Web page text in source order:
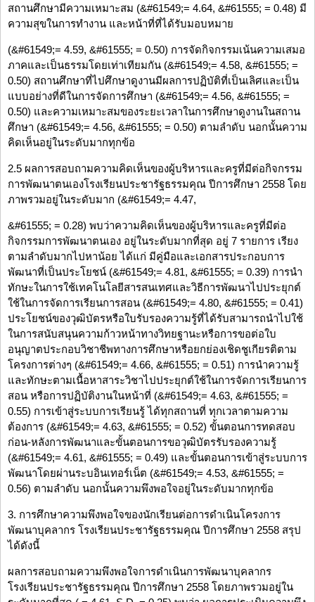
สถานศึกษามีความเหมาะสม (&#61549;= 4.64, &#61555; = 0.48) มี
ความสุขในการทำงาน และหน้าที่ที่ได้รับมอบหมาย
(&#61549;= 4.59, &#61555; = 0.50) การจัดกิจกรรมเน้นความเสมอ
ภาคและเป็นธรรมโดยเท่าเทียมกัน (&#61549;= 4.58, &#61555; =
0.50) สถานศึกษาที่ไปศึกษาดูงานมีผลการปฏิบัติที่เป็นเลิศและเป็น
แบบอย่างที่ดีในการจัดการศึกษา (&#61549;= 4.56, &#61555; =
0.50) และความเหมาะสมของระยะเวลาในการศึกษาดูงานในสถาน
ศึกษา (&#61549;= 4.56, &#61555; = 0.50) ตามลำดับ นอกนั้นความ
คิดเห็นอยู่ในระดับมากทุกข้อ
2.5 ผลการสอบถามความคิดเห็นของผู้บริหารและครูที่มีต่อกิจกรรม
การพัฒนาตนเองโรงเรียนประชารัฐธรรมคุณ ปีการศึกษา 2558 โดย
ภาพรวมอยู่ในระดับมาก (&#61549;= 4.47,
&#61555; = 0.28) พบว่าความคิดเห็นของผู้บริหารและครูที่มีต่อ
กิจกรรมการพัฒนาตนเอง อยู่ในระดับมากที่สุด อยู่ 7 รายการ เรียง
ตามลำดับมากไปหาน้อย ได้แก่ มีคู่มือและเอกสารประกอบการ
พัฒนาที่เป็นประโยชน์ (&#61549;= 4.81, &#61555; = 0.39) การนำ
ทักษะในการใช้เทคโนโลยีสารสนเทศและวิธีการพัฒนาไปประยุกต์
ใช้ในการจัดการเรียนการสอน (&#61549;= 4.80, &#61555; = 0.41)
ประโยชน์ของวุฒิบัตรหรือใบรับรองความรู้ที่ได้รับสามารถนำไปใช้
ในการสนับสนุนความก้าวหน้าทางวิทยฐานะหรือการขอต่อใบ
อนุญาตประกอบวิชาชีพทางการศึกษาหรือยกย่องเชิดชูเกียรติตาม
โครงการต่างๆ (&#61549;= 4.66, &#61555; = 0.51) การนำความรู้
และทักษะตามเนื้อหาสาระวิชาไปประยุกต์ใช้ในการจัดการเรียนการ
สอน หรือการปฏิบัติงานในหน้าที่ (&#61549;= 4.63, &#61555; =
0.55) การเข้าสู่ระบบการเรียนรู้ ได้ทุกสถานที่ ทุกเวลาตามความ
ต้องการ (&#61549;= 4.63, &#61555; = 0.52) ขั้นตอนการทดสอบ
ก่อน-หลังการพัฒนาและขั้นตอนการขอวุฒิบัตรรับรองความรู้
(&#61549;= 4.61, &#61555; = 0.49) และขั้นตอนการเข้าสู่ระบบการ
พัฒนาโดยผ่านระบอินเทอร์เน็ต (&#61549;= 4.53, &#61555; =
0.56) ตามลำดับ นอกนั้นความพึงพอใจอยู่ในระดับมากทุกข้อ
3. การศึกษาความพึงพอใจของนักเรียนต่อการดำเนินโครงการ
พัฒนาบุคลากร โรงเรียนประชารัฐธรรมคุณ ปีการศึกษา 2558 สรุป
ได้ดังนี้
ผลการสอบถามความพึงพอใจการดำเนินการพัฒนาบุคลากร
โรงเรียนประชารัฐธรรมคุณ ปีการศึกษา 2558 โดยภาพรวมอยู่ใน